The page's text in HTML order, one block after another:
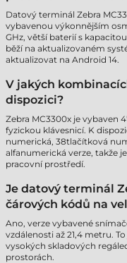
Datový terminál Zebra
vybavenou výkonnějším
GHz, větší baterií s
běží na aktualizovaném
aktualizovat na Android 14.
V jakých
dispozici?
Zebra MC3300x je vybaven
fyzickou klávesnicí. K
numerická, 38tlačítková
alfanumerická verze, takže
pracovní prostředí.
Je datový terminál
čárových kódů na
Ano, verze vybavené
vzdálenosti až 21,4 metru.
vysokých skladových
prostorách.